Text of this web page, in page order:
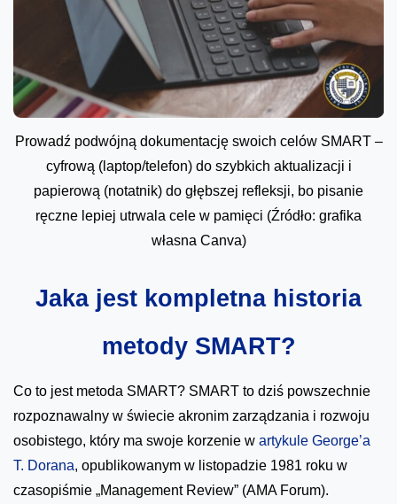
Prowadź podwójną dokumentację swoich celów SMART –
cyfrową (laptop/telefon) do szybkich aktualizacji i
papierową (notatnik) do głębszej refleksji, bo pisanie
ręczne lepiej utrwala cele w pamięci (Źródło: grafika
własna Canva)
Jaka jest kompletna historia
metody SMART?
Co to jest metoda SMART? SMART to dziś powszechnie
rozpoznawalny w świecie akronim zarządzania i rozwoju
osobistego, który ma swoje korzenie w artykule George’a
T. Dorana, opublikowanym w listopadzie 1981 roku w
czasopiśmie „Management Review” (AMA Forum).